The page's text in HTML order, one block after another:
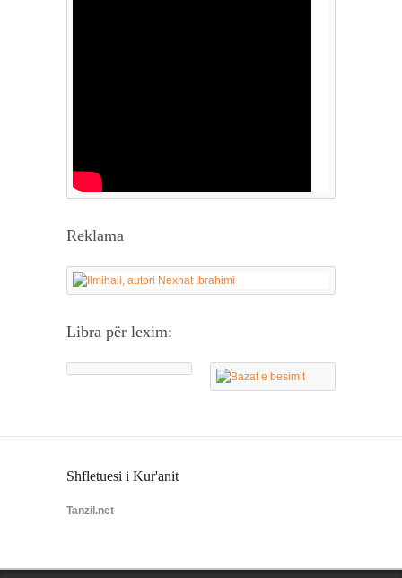
Reklama
Libra për lexim:
Shfletuesi i Kur'anit
Tanzil.net